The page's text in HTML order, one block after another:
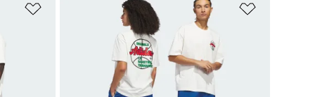
Adicionar à Lista de Desejos